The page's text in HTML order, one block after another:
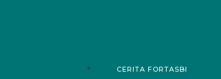
CERITA FORTASBI